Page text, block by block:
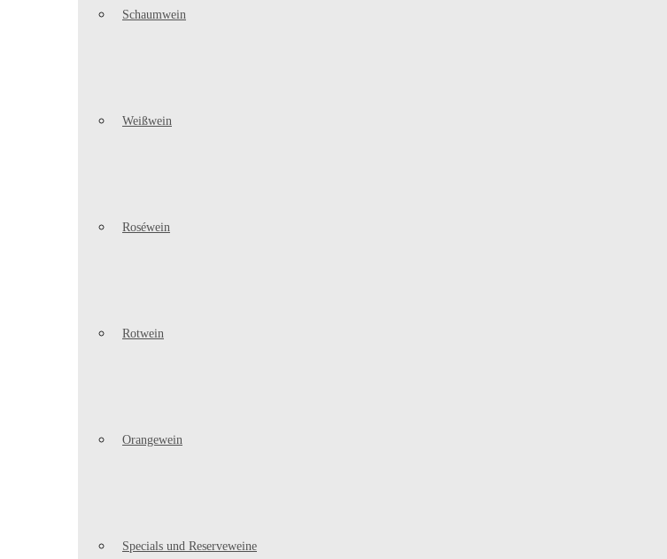
Schaumwein
Weißwein
Roséwein
Rotwein
Orangewein
Specials und Reserveweine